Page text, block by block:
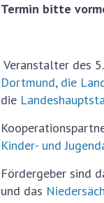
Termin bitte
Veranstalter des
Dortmund, die
die
Kinder- und
Fördergeber sind
und das